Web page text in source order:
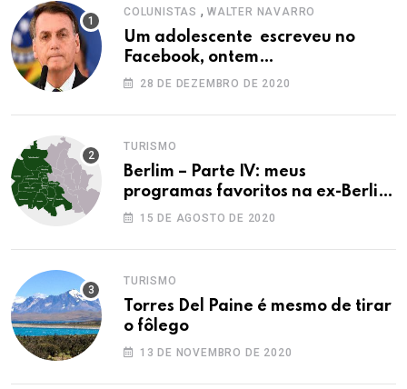
COLUNISTAS , WALTER NAVARRO
Um adolescente escreveu no
Facebook, ontem…
28 DE DEZEMBRO DE 2020
TURISMO
Berlim – Parte IV: meus
programas favoritos na ex-Berlim
Ocidental
15 DE AGOSTO DE 2020
TURISMO
Torres Del Paine é mesmo de tirar
o fôlego
13 DE NOVEMBRO DE 2020